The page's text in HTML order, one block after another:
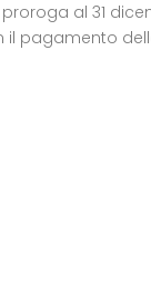
proroga al 31
il pagamento